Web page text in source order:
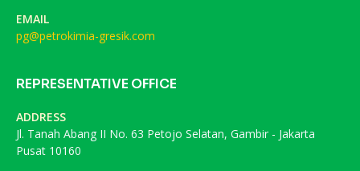
EMAIL
pg@petrokimia-gresik.com
REPRESENTATIVE OFFICE
ADDRESS
Jl. Tanah Abang II No. 63 Petojo Selatan, Gambir - Jakarta
Pusat 10160